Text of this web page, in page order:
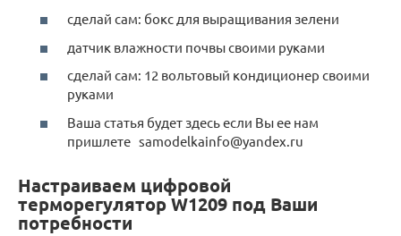
сделай сам: бокс для выращивания зелени
датчик влажности почвы своими руками
сделай сам: 12 вольтовый кондиционер своими
руками
Ваша статья будет здесь если Вы ее нам
пришлете samodelkainfo@yandex.ru
Настраиваем цифровой
терморегулятор W1209 под Ваши
потребности